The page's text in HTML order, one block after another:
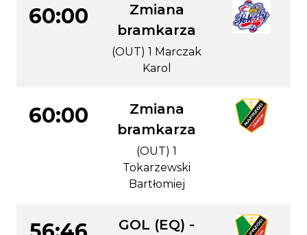
60:00
Zmiana
bramkarza
(OUT) 1 Marczak
Karol
60:00
Zmiana
bramkarza
(OUT) 1
Tokarzewski
Bartłomiej
GOL (EQ) -